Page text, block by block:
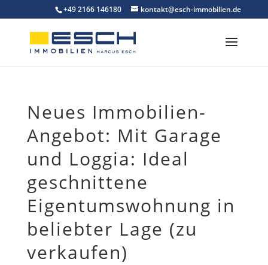
to
content
+49 2166 146180 kontakt@esch-immobilien.de
Neues Immobilien-
Angebot: Mit Garage
und Loggia: Ideal
geschnittene
Eigentumswohnung in
beliebter Lage (zu
verkaufen)